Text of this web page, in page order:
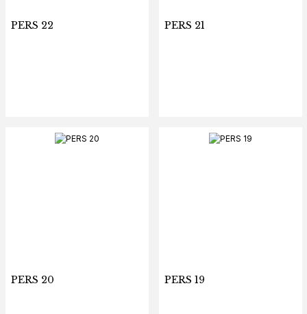
PERS 22 PERS 21
PERS 20 PERS 19